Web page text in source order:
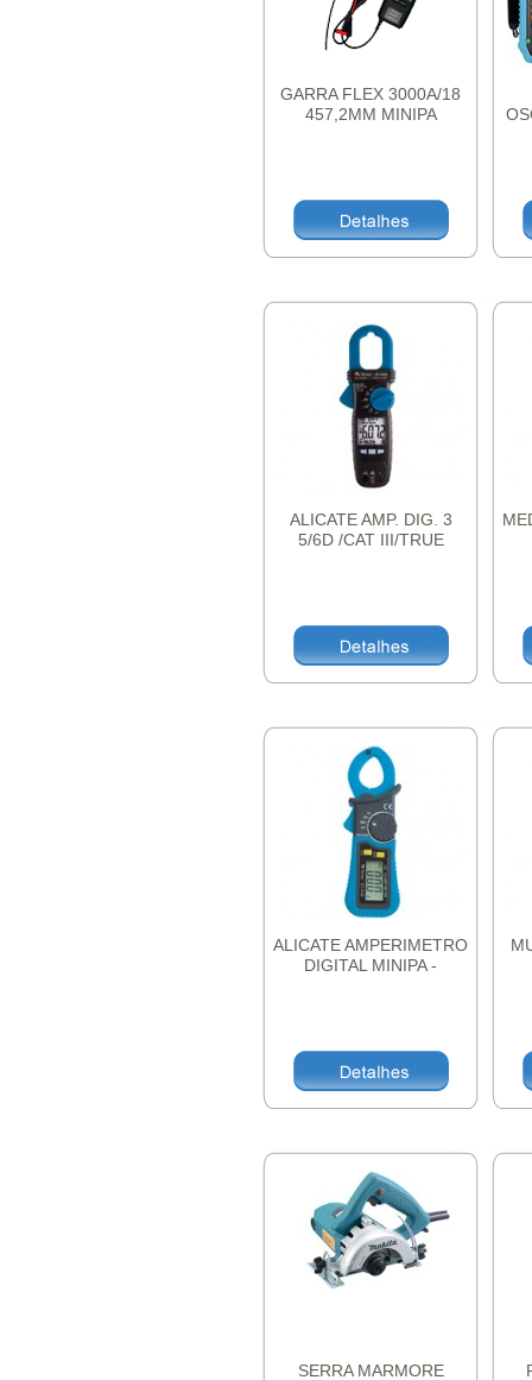
GARRA FLEX 3000A/18
457,2MM MINIPA
ALICATE AMP. DIG. 3
5/6D /CAT III/TRUE
ALICATE AMPERIMETRO
DIGITAL MINIPA -
SERRA MARMORE